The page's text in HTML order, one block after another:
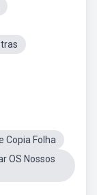
Copia Folha
OS Nossos